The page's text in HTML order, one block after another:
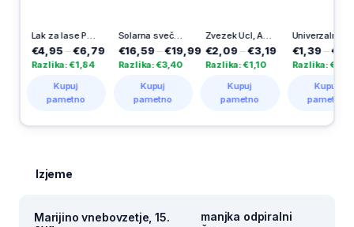
Lak za lase Pantene, Ultra Strong, 250 ml
–€6,79
€1,84
pametno
Solarna sveča, mix, Ecosija
€16,59–€19,99
Razlika: €3,40
pametno
Zvezek Ucl, A4, črtni, Uefa, 4 listni
€2,09 –€3,19
Razlika: €1,10
pametno
Univerzalno lepilo, Uhu, 35 ml
€1,39 –€3,10
Razlika: €1,71
pametno
Izjeme
Marijino vnebovzetje, 15.
manjka odpiralni